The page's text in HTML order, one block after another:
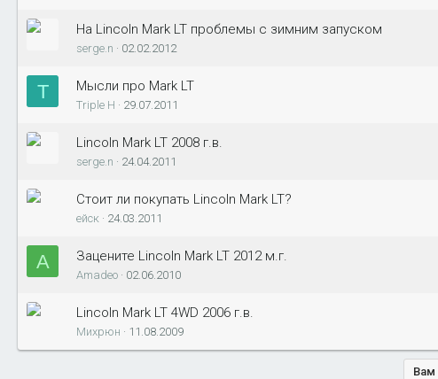
На Lincoln Mark LT проблемы с зимним запуском
serge.n 02.02.2012
T Мысли про Mark LT
Triple H 29.07.2011
Lincoln Mark LT 2008 г.в.
serge.n 24.04.2011
Стоит ли покупать Lincoln Mark LT?
ейск 24.03.2011
A Зацените Lincoln Mark LT 2012 м.г.
Amadeo 02.06.2010
Lincoln Mark LT 4WD 2006 г.в.
Михрюн 11.08.2009
Вам